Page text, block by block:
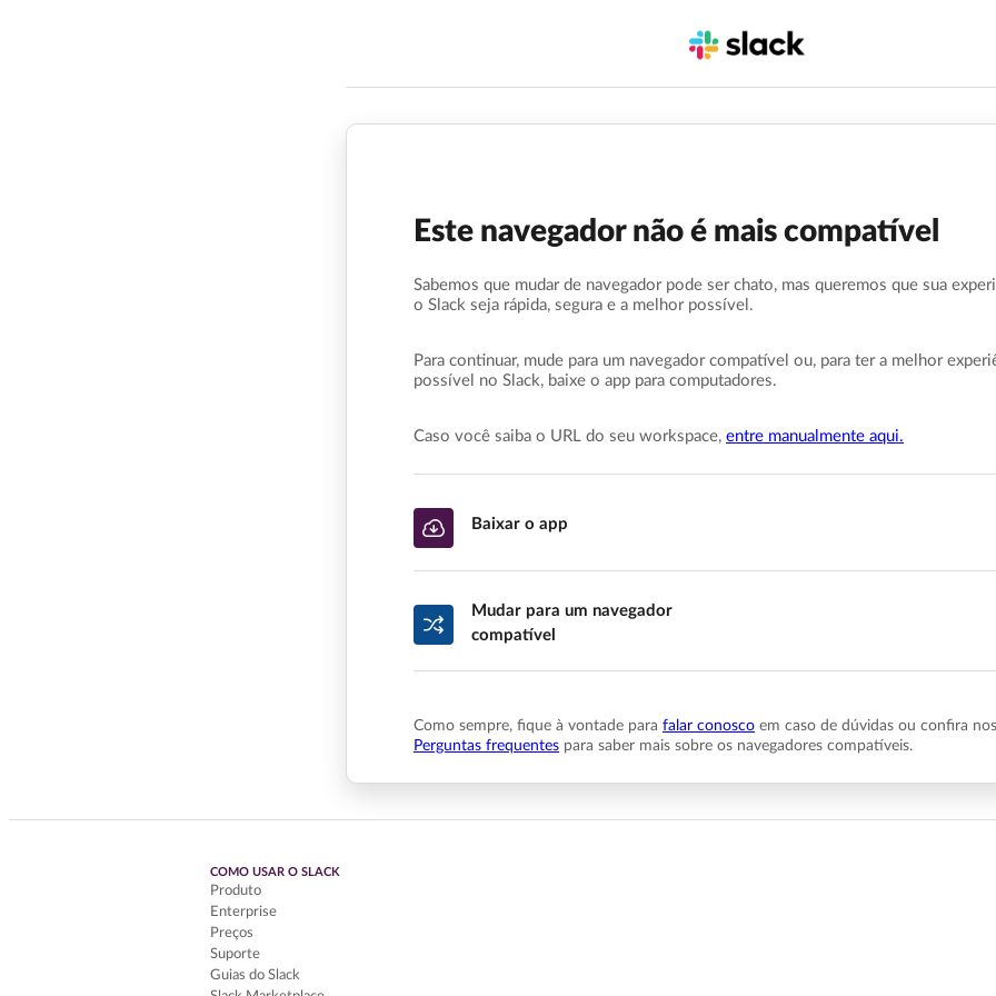
Este navegador não é mais compatível
Sabemos que mudar de navegador pode ser chato, mas queremos que sua
o Slack seja rápida, segura e a melhor possível.
Para continuar, mude para um navegador compatível ou, para ter a melhor
possível no Slack, baixe o app para computadores.
Caso você saiba o URL do seu workspace, entre manualmente aqui.
Baixar o app
Mudar para um navegador
compatível
Como sempre, fique à vontade para falar conosco em caso de dúvidas ou confira
Perguntas frequentes para saber mais sobre os navegadores compatíveis.
COMO USAR O SLACK
Produto
Enterprise
Preços
Suporte
Guias do Slack